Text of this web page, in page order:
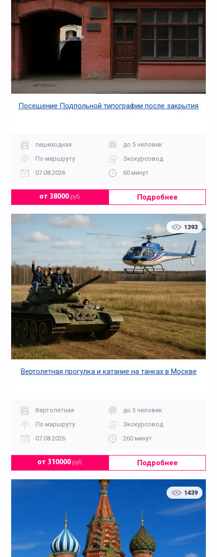
Посещение Подпольной типографии после закрытия
пешеходная
до 5 человек
По маршруту
Экскурсовод
07.08.2026
60 минут
от 38000руб. Подробнее
1393
Вертолетная прогулка и катание на танках в Москве
Вертолетная
до 3 человек
По маршруту
Экскурсовод
07.08.2026
260 минут
от 310000руб. Подробнее
1439